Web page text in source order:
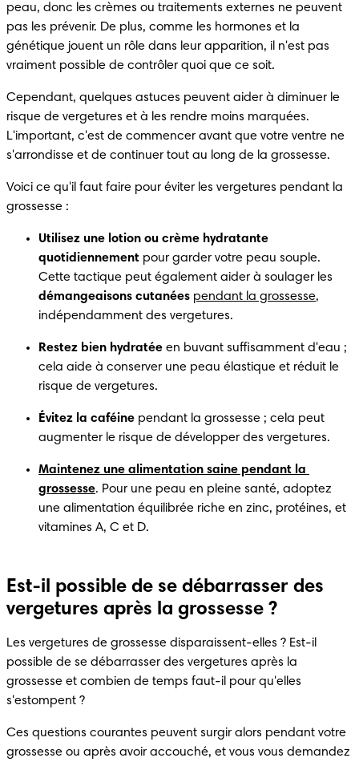
peau, donc les crèmes ou traitements externes ne peuvent
pas les prévenir. De plus, comme les hormones et la
génétique jouent un rôle dans leur apparition, il n'est pas
vraiment possible de contrôler quoi que ce soit.
Cependant, quelques astuces peuvent aider à diminuer le
risque de vergetures et à les rendre moins marquées.
L'important, c'est de commencer avant que votre ventre ne
s'arrondisse et de continuer tout au long de la grossesse.
Voici ce qu'il faut faire pour éviter les vergetures pendant la
grossesse :
Utilisez une lotion ou crème hydratante
quotidiennement pour garder votre peau souple.
démangeaisons cutanées pendant la grossesse,
indépendamment des vergetures.
Restez bien hydratée en buvant suffisamment d'eau ;
cela aide à conserver une peau élastique et réduit le
risque de vergetures.
Évitez la caféine pendant la grossesse ; cela peut
augmenter le risque de développer des vergetures.
Maintenez une alimentation saine pendant la
grossesse. Pour une peau en pleine santé, adoptez
une alimentation équilibrée riche en zinc, protéines, et
vitamines A, C et D.
Est-il possible de se débarrasser des
vergetures après la grossesse ?
Les vergetures de grossesse disparaissent-elles ? Est-il
possible de se débarrasser des vergetures après la
grossesse et combien de temps faut-il pour qu'elles
s'estompent ?
Ces questions courantes peuvent surgir alors pendant votre
grossesse ou après avoir accouché, et vous vous demandez